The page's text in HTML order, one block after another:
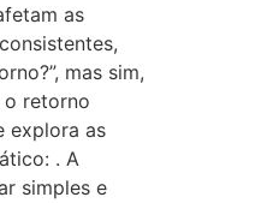
as
mas sim,
o retorno
explora as
. A
simples e